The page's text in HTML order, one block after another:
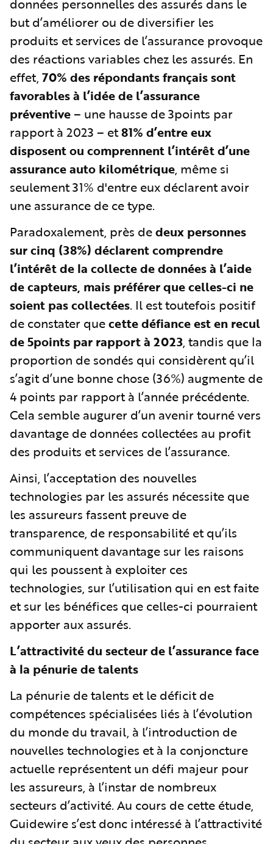
but d’améliorer ou de diversifier les
produits et services de l’assurance provoque
des réactions variables chez les assurés. En
effet, 70% des répondants français sont
favorables à l’idée de l’assurance
préventive – une hausse de 3points par
rapport à 2023 – et81% d’entre eux
disposent ou comprennent l’intérêt d’une
assurance auto kilométrique, même si
seulement 31% d'entre eux déclarent avoir
une assurance de ce type.
Paradoxalement, près dedeux personnes
sur cinq (38%) déclarent comprendre
l’intérêt de la collecte de données à l’aide
de capteurs, mais préférer que celles-ci ne
soient pas collectées. Il est toutefois positif
de constater quecette défiance est en recul
de 5points par rapport à 2023, tandis que la
proportion de sondés qui considèrent qu’il
s’agit d’une bonne chose (36%) augmente de
4 points par rapport à l’année précédente.
Cela semble augurer d’un avenir tourné vers
davantage de données collectées au profit
des produits et services de l’assurance.
Ainsi, l’acceptation des nouvelles
technologies par les assurés nécessite que
les assureurs fassent preuve de
transparence, de responsabilité et qu’ils
communiquent davantage sur les raisons
qui les poussent à exploiter ces
technologies, sur l’utilisation qui en est faite
et sur les bénéfices que celles-ci pourraient
apporter aux assurés.
L’attractivité du secteur de l’assurance face
à la pénurie de talents
La pénurie de talents et le déficit de
compétences spécialisées liés à l’évolution
du monde du travail, à l’introduction de
nouvelles technologies et à la conjoncture
actuelle représentent un défi majeur pour
les assureurs, à l’instar de nombreux
secteurs d’activité. Au cours de cette étude,
Guidewire s’est donc intéressé à l’attractivité